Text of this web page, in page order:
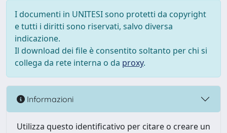
I documenti in UNITESI sono protetti da copyright
e tutti i diritti sono riservati, salvo diversa
indicazione.
Il download dei file è consentito soltanto per chi si
collega da rete interna o da proxy.
Informazioni
Utilizza questo identificativo per citare o creare un